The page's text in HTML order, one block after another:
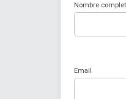
Nombre
Email